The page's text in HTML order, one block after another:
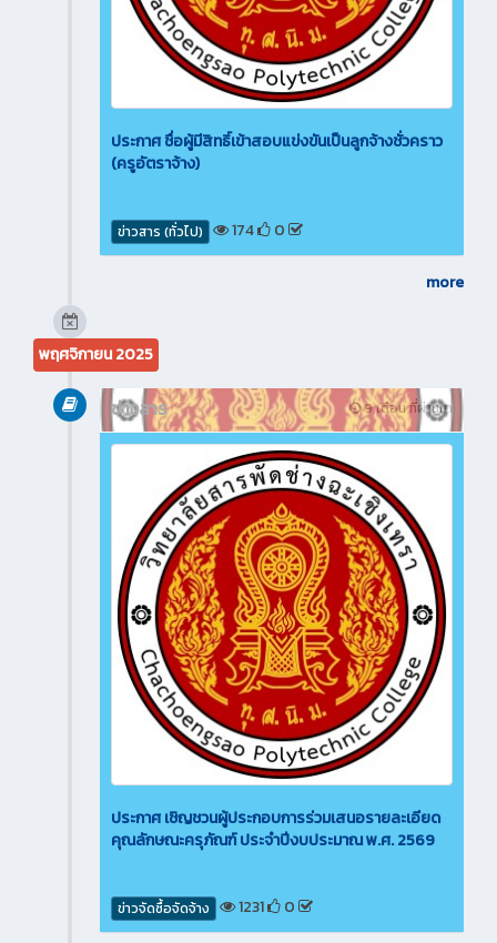
ประกาศ ชื่อผู้มีสิทธิ์เข้าสอบแข่งขันเป็นลูกจ้างชั่วคราว
(ครูอัตราจ้าง)
ข่าวสาร (ทั่วไป) 174 0
more
พฤศจิกายน 2025
9 เดือน ที่ผ่านมา
ข่าวสาร
ประกาศ เชิญชวนผู้ประกอบการร่วมเสนอรายละเอียด
คุณลักษณะครุภัณฑ์ ประจำปีงบประมาณ พ.ศ. 2569
ข่าวจัดซื้อจัดจ้าง 1231 0